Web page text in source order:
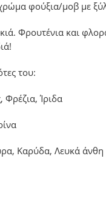
φούξια/μοβ με
Φρουτένια και
του:
Ίριδα
Καρύδα, Λευκά άνθη